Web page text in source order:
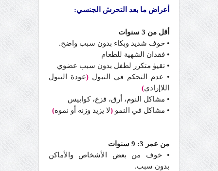
أعراض ما بعد التحرش الجنسي:
أقل من 3 سنوات
• خوف شديد وبكاء بدون سبب واضح.
• فقدان الشهية للطعام
• تقيؤ متكرر لطفل بدون سبب عضوي
• عدم التحكم في التبول (عودة التبول
اللاإرادي)
• مشاكل النوم، أرق، فزع، كوابيس
• مشاكل في النمو (لا يزيد وزنه أو نموه)
من عمر 3: 9 سنوات
• خوف من بعض الأشخاص والأماكن
بدون سبب.